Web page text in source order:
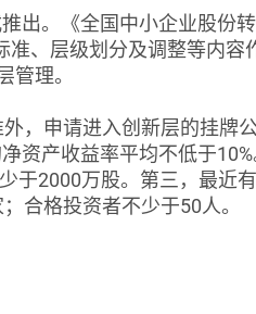
。《全国中小企业股份
、层级划分及调整等内容
理。
，申请进入创新层的挂牌
资产收益率平均不低于
于2000万股。第三，最近
合格投资者不少于50人。